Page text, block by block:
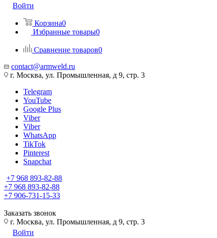
Войти
Корзина0
Избранные товары0
Сравнение товаров0
contact@armweld.ru
г. Москва, ул. Промышленная, д 9, стр. 3
Telegram
YouTube
Google Plus
Viber
Viber
WhatsApp
TikTok
Pinterest
Snapchat
+7 968 893-82-88
+7 968 893-82-88
+7 906-731-15-33
Заказать звонок
г. Москва, ул. Промышленная, д 9, стр. 3
Войти